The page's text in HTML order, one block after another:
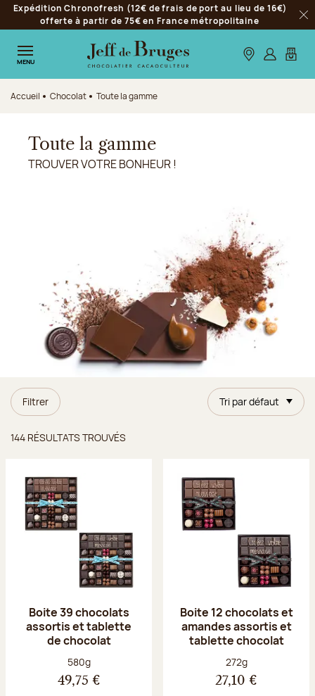
Aller à la navigation
Aller au contenu principal
Aller au pied de page
Expédition Chronofresh (12€ de frais de port au lieu de 16€)
offerte à partir de 75€ en France métropolitaine
MENU Nos boutiques
S’identifier
Mon
Accueil Chocolat Toute la gamme
Toute la gamme
TROUVER VOTRE BONHEUR !
Filtrer Tri par défaut
144 RÉSULTATS TROUVÉS
Boite 39 chocolats
assortis et tablette
de chocolat
Poids net :
580g
49,75 €
Boite 12 chocolats et
amandes assortis et
tablette chocolat
Poids net :
272g
27,10 €